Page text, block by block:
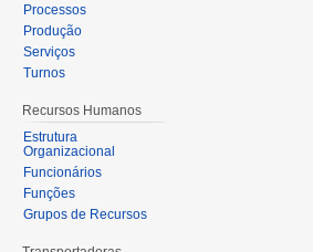
Processos
Produção
Serviços
Turnos
Recursos Humanos
Estrutura
Organizacional
Funcionários
Funções
Grupos de Recursos